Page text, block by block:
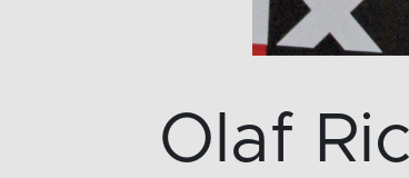
Olaf